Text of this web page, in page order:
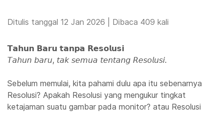
Ditulis tanggal 12 Jan 2026 | Dibaca 409 kali
𝗧𝗮𝗵𝘂𝗻 𝗕𝗮𝗿𝘂 𝘁𝗮𝗻𝗽𝗮 𝗥𝗲𝘀𝗼𝗹𝘂𝘀𝗶
𝘛𝘢𝘩𝘶𝘯 𝘣𝘢𝘳𝘶, 𝘵𝘢𝘬 𝘴𝘦𝘮𝘶𝘢 𝘵𝘦𝘯𝘵𝘢𝘯𝘨 𝘙𝘦𝘴𝘰𝘭𝘶𝘴𝘪.
Sebelum memulai, kita pahami dulu apa itu sebenarnya
Resolusi? Apakah Resolusi yang mengukur tingkat
ketajaman suatu gambar pada monitor? atau Resolusi